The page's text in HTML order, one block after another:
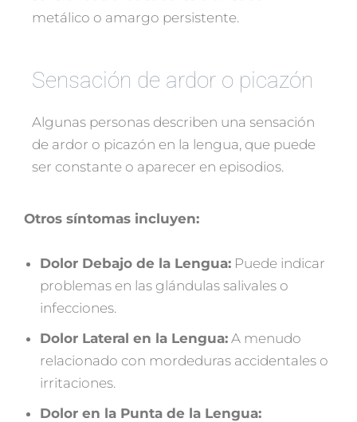
metálico o amargo persistente.
Sensación de ardor o picazón
Algunas personas describen una sensación
de ardor o picazón en la lengua, que puede
ser constante o aparecer en episodios.
Otros síntomas incluyen:
Dolor Debajo de la Lengua: Puede indicar
problemas en las glándulas salivales o
infecciones.
Dolor Lateral en la Lengua: A menudo
relacionado con mordeduras accidentales o
irritaciones.
Dolor en la Punta de la Lengua: